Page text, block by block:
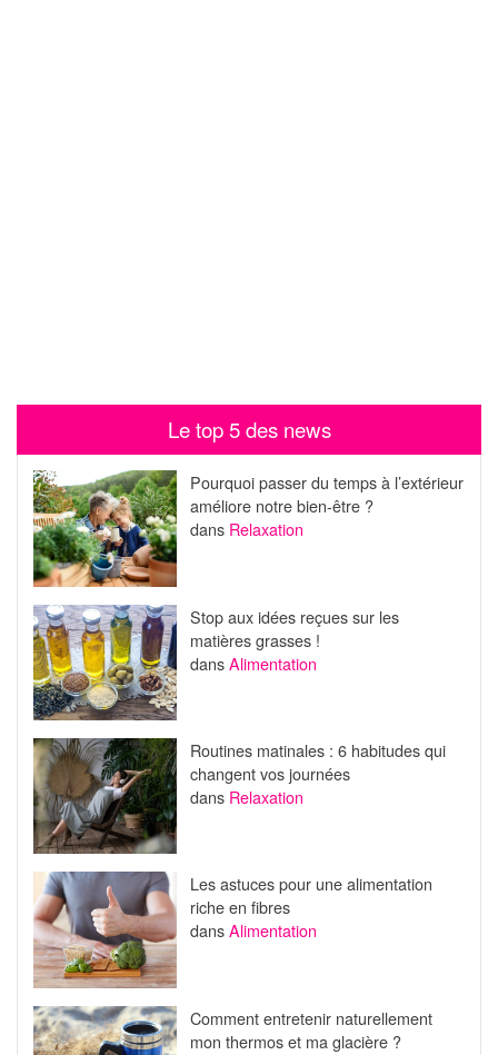
Le top 5 des news
Pourquoi passer du temps à l’extérieur
améliore notre bien-être ?
dans Relaxation
Stop aux idées reçues sur les
matières grasses !
dansAlimentation
Routines matinales : 6 habitudes qui
changent vos journées
dans Relaxation
Les astuces pour une alimentation
riche en fibres
dansAlimentation
Comment entretenir naturellement
mon thermos et ma glacière ?